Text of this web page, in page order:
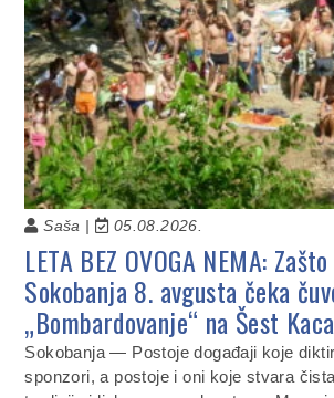
Saša | 05.08.2026.
LETA BEZ OVOGA NEMA:
Sokobanja 8. avgusta čeka
„Bombardovanje“ na Šest
Sokobanja — Postoje događaji koje
sponzori, a postoje i oni koje stvara